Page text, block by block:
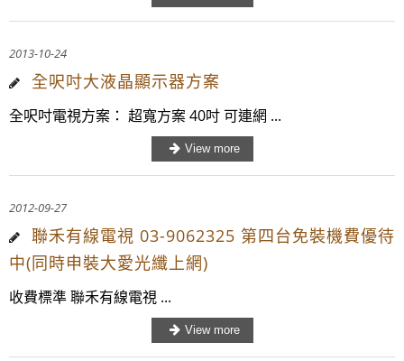
2013-10-24
全呎吋大液晶顯示器方案
全呎吋電視方案： 超寬方案 40吋 可連網 ...
2012-09-27
聯禾有線電視 03-9062325 第四台免裝機費優待
中(同時申裝大愛光纖上網)
收費標準 聯禾有線電視 ...